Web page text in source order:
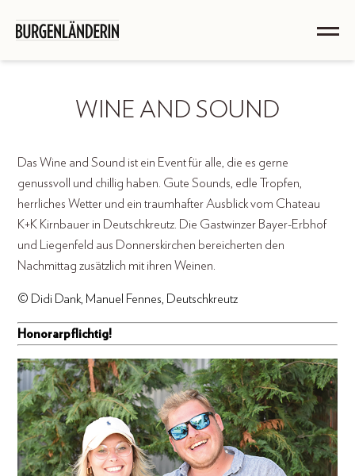
WINE AND SOUND
Das Wine and Sound ist ein Event für alle, die es gerne
genussvoll und chillig haben. Gute Sounds, edle Tropfen,
herrliches Wetter und ein traumhafter Ausblick vom Chateau
K+K Kirnbauer in Deutschkreutz. Die Gastwinzer Bayer-Erbhof
und Liegenfeld aus Donnerskirchen bereicherten den
Nachmittag zusätzlich mit ihren Weinen.
© Didi Dank, Manuel Fennes, Deutschkreutz
Honorarpflichtig!